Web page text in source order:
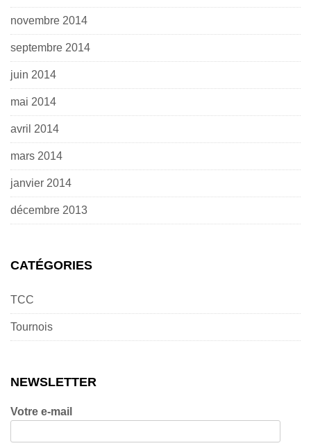
novembre 2014
septembre 2014
juin 2014
mai 2014
avril 2014
mars 2014
janvier 2014
décembre 2013
CATÉGORIES
TCC
Tournois
NEWSLETTER
Votre e-mail